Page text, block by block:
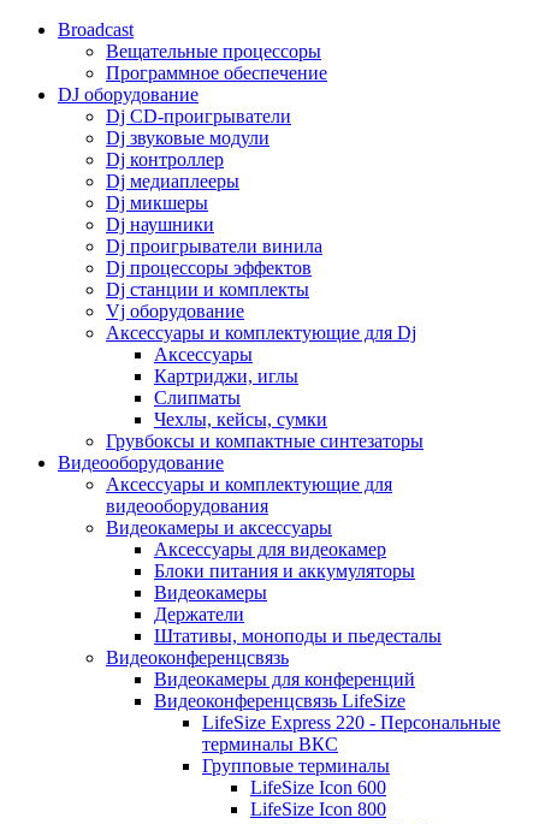
Broadcast
Вещательные процессоры
Программное обеспечение
DJ оборудование
Dj CD-проигрыватели
Dj звуковые модули
Dj контроллер
Dj медиаплееры
Dj микшеры
Dj наушники
Dj проигрыватели винила
Dj процессоры эффектов
Dj станции и комплекты
Vj оборудование
Аксессуары и комплектующие для Dj
Аксессуары
Картриджи, иглы
Слипматы
Чехлы, кейсы, сумки
Грувбоксы и компактные синтезаторы
Видеооборудование
Аксессуары и комплектующие для
видеооборудования
Видеокамеры и аксессуары
Аксессуары для видеокамер
Блоки питания и аккумуляторы
Видеокамеры
Держатели
Штативы, моноподы и пьедесталы
Видеоконференцсвязь
Видеокамеры для конференций
Видеоконференцсвязь LifeSize
LifeSize Express 220 - Персональные
терминалы ВКС
Групповые терминалы
LifeSize Icon 600
LifeSize Icon 800